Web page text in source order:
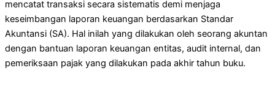
mencatat transaksi secara sistematis demi menjaga
keseimbangan laporan keuangan berdasarkan Standar
Akuntansi (SA). Hal inilah yang dilakukan oleh seorang akuntan
dengan bantuan laporan keuangan entitas, audit internal, dan
pemeriksaan pajak yang dilakukan pada akhir tahun buku.